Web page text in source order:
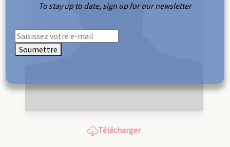
Télécharger
To stay up to date, sign up for our newsletter
Soumettre